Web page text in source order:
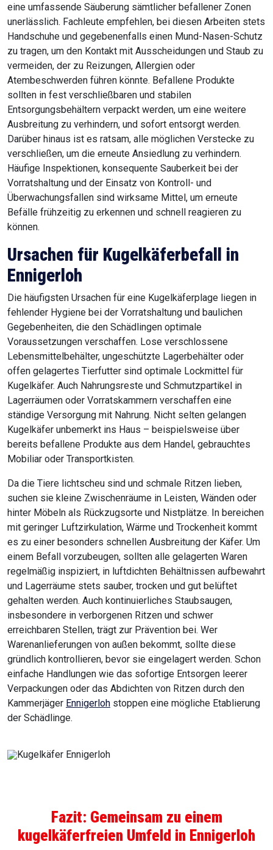
eine umfassende Säuberung sämtlicher befallener Zonen
unerlässlich. Fachleute empfehlen, bei diesen Arbeiten stets
Handschuhe und gegebenenfalls einen Mund-Nasen-Schutz
zu tragen, um den Kontakt mit Ausscheidungen und Staub zu
vermeiden, der zu Reizungen, Allergien oder
Atembeschwerden führen könnte. Befallene Produkte
sollten in fest verschließbaren und stabilen
Entsorgungsbehältern verpackt werden, um eine weitere
Ausbreitung zu verhindern, und sofort entsorgt werden.
Darüber hinaus ist es ratsam, alle möglichen Verstecke zu
verschließen, um die erneute Ansiedlung zu verhindern.
Häufige Inspektionen, konsequente Sauberkeit bei der
Vorratshaltung und der Einsatz von Kontroll- und
Überwachungsfallen sind wirksame Mittel, um erneute
Befälle frühzeitig zu erkennen und schnell reagieren zu
können.
Ursachen für Kugelkäferbefall in
Ennigerloh
Die häufigsten Ursachen für eine Kugelkäferplage liegen in
fehlender Hygiene bei der Vorratshaltung und baulichen
Gegebenheiten, die den Schädlingen optimale
Voraussetzungen verschaffen. Lose verschlossene
Lebensmittelbehälter, ungeschützte Lagerbehälter oder
offen gelagertes Tierfutter sind optimale Lockmittel für
Kugelkäfer. Auch Nahrungsreste und Schmutzpartikel in
Lagerräumen oder Vorratskammern verschaffen eine
ständige Versorgung mit Nahrung. Nicht selten gelangen
Kugelkäfer unbemerkt ins Haus – beispielsweise über
bereits befallene Produkte aus dem Handel, gebrauchtes
Mobiliar oder Transportkisten.
Da die Tiere lichtscheu sind und schmale Ritzen lieben,
suchen sie kleine Zwischenräume in Leisten, Wänden oder
hinter Möbeln als Rückzugsorte und Nistplätze. In bereichen
mit geringer Luftzirkulation, Wärme und Trockenheit kommt
es zu einer besonders schnellen Ausbreitung der Käfer. Um
einem Befall vorzubeugen, sollten alle gelagerten Waren
regelmäßig inspiziert, in luftdichten Behältnissen aufbewahrt
und Lagerräume stets sauber, trocken und gut belüftet
gehalten werden. Auch kontinuierliches Staubsaugen,
insbesondere in verborgenen Ritzen und schwer
erreichbaren Stellen, trägt zur Prävention bei. Wer
Warenanlieferungen von außen bekommt, sollte diese
gründlich kontrollieren, bevor sie eingelagert werden. Schon
einfache Handlungen wie das sofortige Entsorgen leerer
Verpackungen oder das Abdichten von Ritzen durch den
Kammerjäger Ennigerloh stoppen eine mögliche Etablierung
der Schädlinge.
Fazit: Gemeinsam zu einem
kugelkäferfreien Umfeld in Ennigerloh